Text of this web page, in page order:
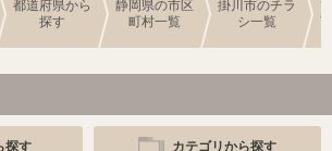
都道府県から
探す
静岡県の市区
町村一覧
掛川市のチラ
シ一覧
探す カテゴリから探す